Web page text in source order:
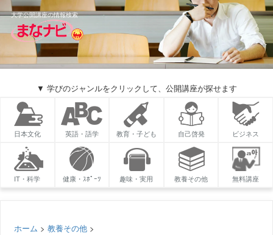
大学公開講座の情報検索
▼ 学びのジャンルをクリックして、公開講座が探せます
日本文化 英語・語学 教育・子ども 自己啓発 ビジネス
IT・科学 健康・ｽﾎﾟｰﾂ 趣味・実用 教養その他 無料講座
ホーム >教養その他 >